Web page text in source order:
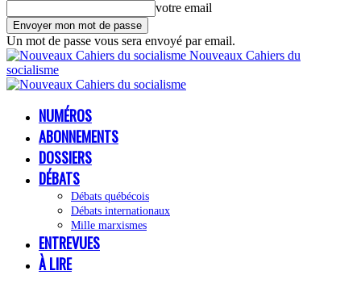
votre email
Un mot de passe vous sera envoyé par email.
Nouveaux Cahiers du
socialisme
NUMÉROS
ABONNEMENTS
DOSSIERS
DÉBATS
Débats québécois
Débats internationaux
Mille marxismes
ENTREVUES
À LIRE